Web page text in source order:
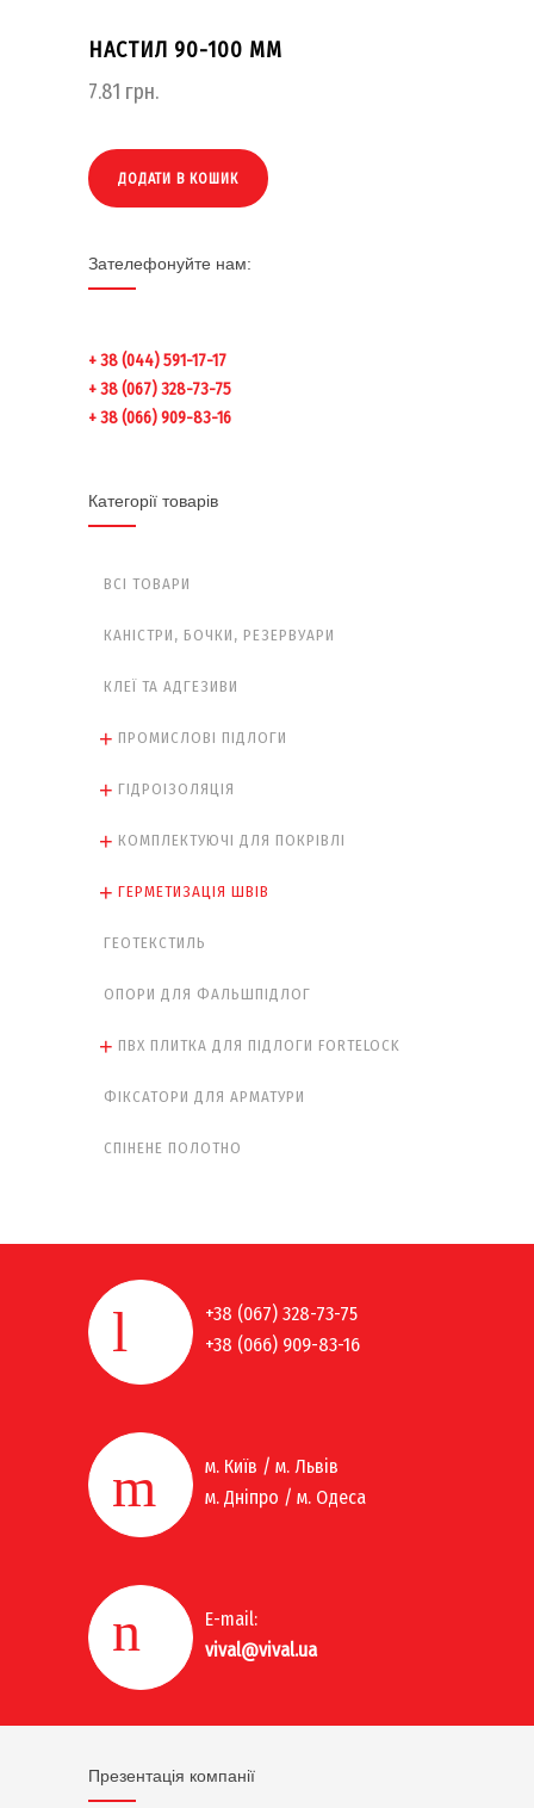
НАСТИЛ 90-100 ММ
7.81 грн.
ДОДАТИ В КОШИК
Зателефонуйте нам:
+ 38 (044) 591-17-17
+ 38 (067) 328-73-75
+ 38 (066) 909-83-16
Категорії товарів
ВСІ ТОВАРИ
КАНІСТРИ, БОЧКИ, РЕЗЕРВУАРИ
КЛЕЇ ТА АДГЕЗИВИ
ПРОМИСЛОВІ ПІДЛОГИ
ГІДРОІЗОЛЯЦІЯ
КОМПЛЕКТУЮЧІ ДЛЯ ПОКРІВЛІ
ГЕРМЕТИЗАЦІЯ ШВІВ
ГЕОТЕКСТИЛЬ
ОПОРИ ДЛЯ ФАЛЬШПІДЛОГ
ПВХ ПЛИТКА ДЛЯ ПІДЛОГИ FORTELOCK
ФІКСАТОРИ ДЛЯ АРМАТУРИ
СПІНЕНЕ ПОЛОТНО
+38 (067) 328-73-75
+38 (066) 909-83-16
м. Київ / м. Львів
м. Дніпро / м. Одеса
E-mail:
vival@vival.ua
Презентація компанії